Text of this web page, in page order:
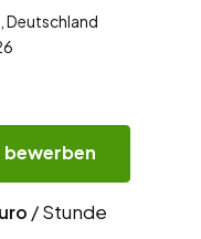
Deutschland
bewerben
/ Stunde